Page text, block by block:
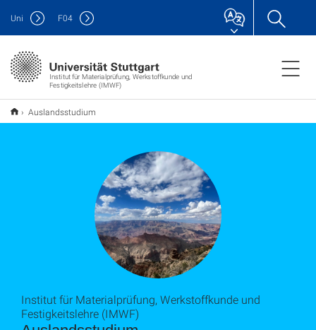
Institut für Materialprüfung, Werkstoffkunde und
Festigkeitslehre (IMWF)
Uni F04
Auslandsstudium
Institut für Materialprüfung, Werkstoffkunde und
Festigkeitslehre (IMWF)